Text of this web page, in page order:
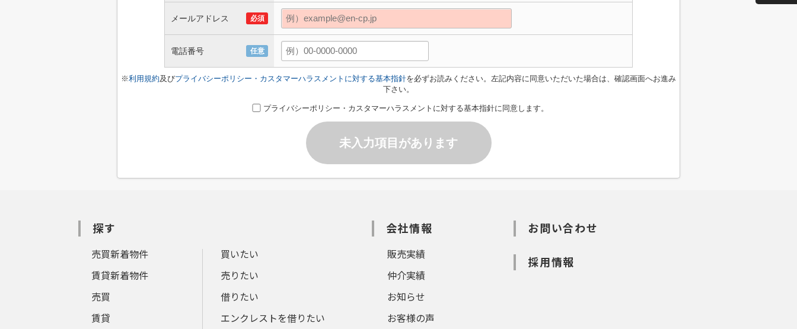
メールアドレス 必須
電話番号 任意
※利用規約及びプライバシーポリシー・カスタマーハラスメントに対する基本指針を必ずお読みください。左記内容に同意いただいた場合は、確認画面へお進み
下さい。
プライバシーポリシー・カスタマーハラスメントに対する基本指針に同意します。
未入力項目があります
探す
売買新着物件
賃貸新着物件
売買
賃貸
買いたい
売りたい
借りたい
エンクレストを借りたい
会社情報
販売実績
仲介実績
お知らせ
お客様の声
お問い合わせ
採用情報